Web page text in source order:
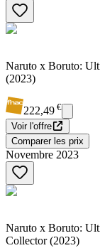
Naruto x Boruto:
(2023)
222,49 €
Voir l'offre
Comparer les prix
Novembre 2023
Naruto x Boruto:
Collector (2023)